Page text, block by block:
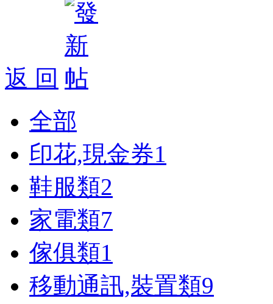
返 回
全部
印花,現金券1
鞋服類2
家電類7
傢俱類1
移動通訊,裝置類9